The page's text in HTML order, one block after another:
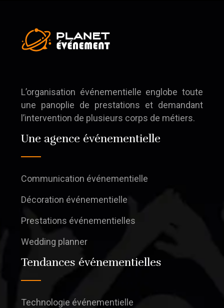
L’organisation événementielle englobe toute
une panoplie de prestations et demandant
l’intervention de plusieurs corps de métiers.
Une agence événementielle
Communication événementielle
Décoration événementielle
Prestations événementielles
Wedding planner
Tendances événementielles
Technologie événementielle